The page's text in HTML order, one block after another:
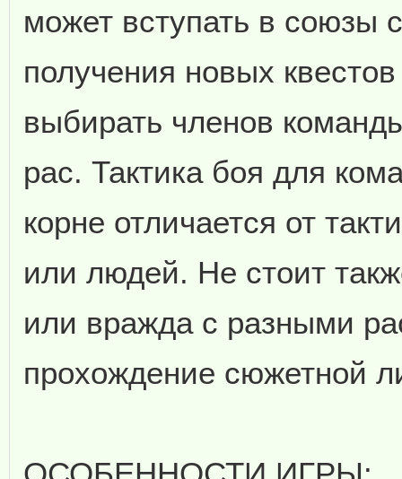
может вступать в союзы
получения новых
выбирать членов
рас. Тактика боя для
корне отличается от
или людей. Не стоит
или вражда с разными
прохождение сюжетной